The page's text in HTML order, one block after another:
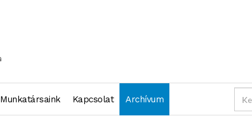
Munkatársaink Kapcsolat Archívum